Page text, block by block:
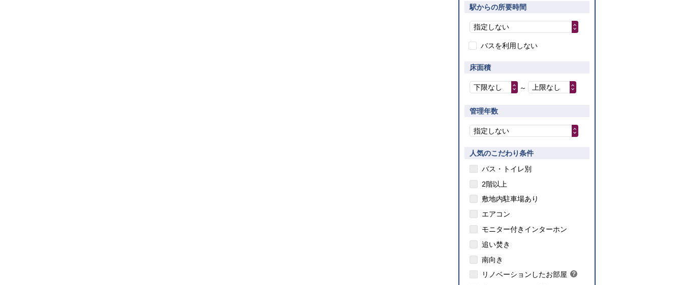
駅からの所要時間
指定しない
バスを利用しない
床面積
下限なし ～ 上限なし
管理年数
指定しない
人気のこだわり条件
バス・トイレ別
2階以上
敷地内駐車場あり
エアコン
モニター付きインターホン
追い焚き
南向き
リノベーションしたお部屋 ？
賃貸住宅のインターネット対応について